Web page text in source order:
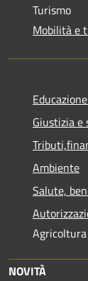
Turismo
Mobilità e
Giustizia e
Ambiente
Salute,
Agricoltura
NOVITÀ